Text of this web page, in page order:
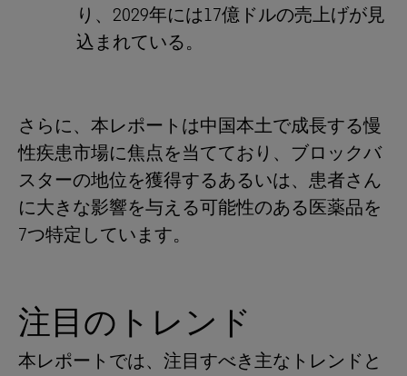
り、2029年には17億ドルの売上げが見
込まれている。
さらに、本レポートは中国本土で成長する慢
性疾患市場に焦点を当てており、ブロックバ
スターの地位を獲得するあるいは、患者さん
に大きな影響を与える可能性のある医薬品を
7つ特定しています。
注目のトレンド
本レポートでは、注目すべき主なトレンドと